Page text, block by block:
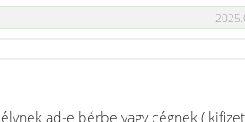
ad-e bérbe vagy cégnek (